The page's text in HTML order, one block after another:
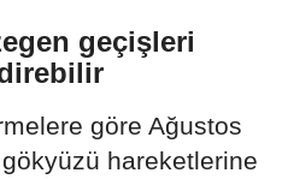
geçişleri
göre Ağustos
hareketlerine